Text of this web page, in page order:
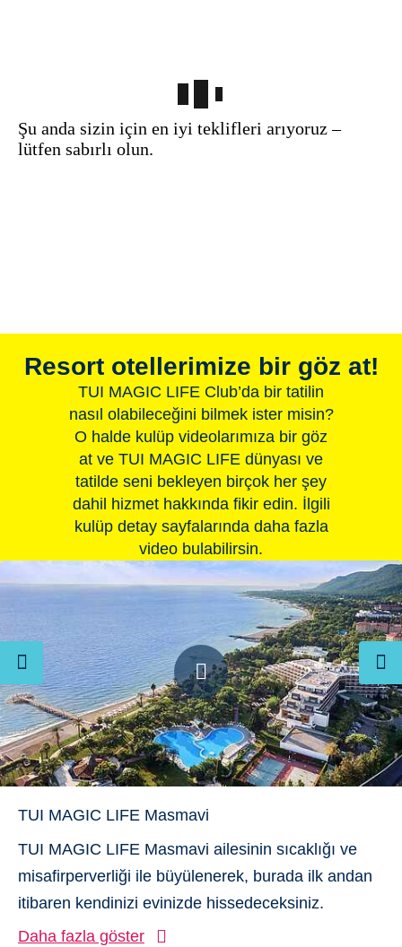
Şu anda sizin için en iyi teklifleri arıyoruz –
lütfen sabırlı olun.
Resort otellerimize bir göz at!
TUI MAGIC LIFE Club’da bir tatilin
nasıl olabileceğini bilmek ister misin?
O halde kulüp videolarımıza bir göz
at ve TUI MAGIC LIFE dünyası ve
tatilde seni bekleyen birçok her şey
dahil hizmet hakkında fikir edin. İlgili
kulüp detay sayfalarında daha fazla
video bulabilirsin.
TUI MAGIC LIFE Masmavi
TUI MAGIC LIFE Masmavi ailesinin sıcaklığı ve
misafirperverliği ile büyülenerek, burada ilk andan
itibaren kendinizi evinizde hissedeceksiniz.
Daha fazla göster